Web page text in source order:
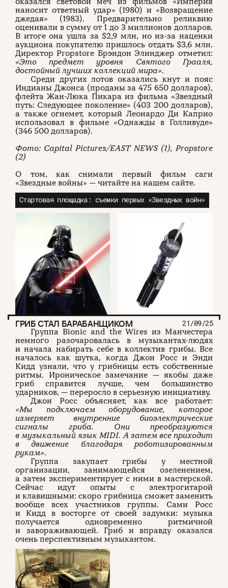
наносит ответный удар» (1980) и «Возвращение
джедая» (1983). Предварительно реликвию
оценивали в сумму от 1 до 3 миллионов долларов.
В итоге она ушла за $2,9 млн, но из-за наценки
аукциона покупателю пришлось отдать $3,6 млн.
Директор Propstore Брэндон Элинджер отметил:
«Это предмет уровня Святого Грааля,
достойный лучших коллекций мира».
Среди других лотов оказались кнут и пояс
Индианы Джонса (проданы за 475 650 долларов),
флейта Жан-Люка Пикара из фильма «Звездный
путь: Следующее поколение» (403 200 долларов),
а также огнемет, который Леонардо Ди Каприо
использовал в фильме «Однажды в Голливуде»
(346 500 долларов).
Фото: Capital Pictures/EAST NEWS (1), Propstore
(2)
О том, как снимали первый фильм саги
«Звездные войны» — читайте на нашем сайте.
Стартовая площадка: съемки первых «Звездных войн»
ГРИБ СТАЛ БАРАБАНЩИКОМ 21/09/25
Группа Bionic and the Wires из Манчестера
немного разочаровалась в музыкантах-людях
и начала набирать себе в коллектив грибы. Все
началось как шутка, когда Джон Росс и Энди
Кидд узнали, что у грибницы есть собственные
ритмы. Ироническое замечание — якобы даже
гриб справится лучше, чем большинство
ударников, — переросло в серьезную инициативу.
Джон Росс объясняет, как все работает:
«Мы подключаем оборудование, которое
измеряет внутренние биоэлектрические
сигналы гриба. Они преобразуются
в музыкальный язык MIDI. А затем все приходит
в движение благодаря роботизированным
рукам».
Группа закупает грибы у местной
организации, занимающейся озеленением,
а затем экспериментирует с ними в мастерской.
Сейчас идут опыты с электрогитарой
и клавишными: скоро грибница сможет заменить
вообще всех участников группы. Сами Росс
и Кидд в восторге от своей задумки: музыка
получается одновременно ритмичной
и завораживающей. Гриб и вправду оказался
очень перспективным музыкантом.